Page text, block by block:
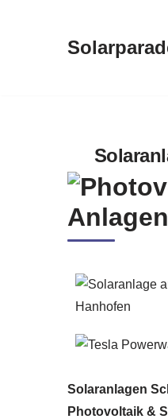
Solaranlagen
Photovoltaik &